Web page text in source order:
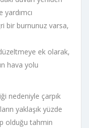
bir burnunuz varsa,
ek olarak,
hava yolu
nedeniyle çarpık
yaklaşık yüzde
olduğu tahmin